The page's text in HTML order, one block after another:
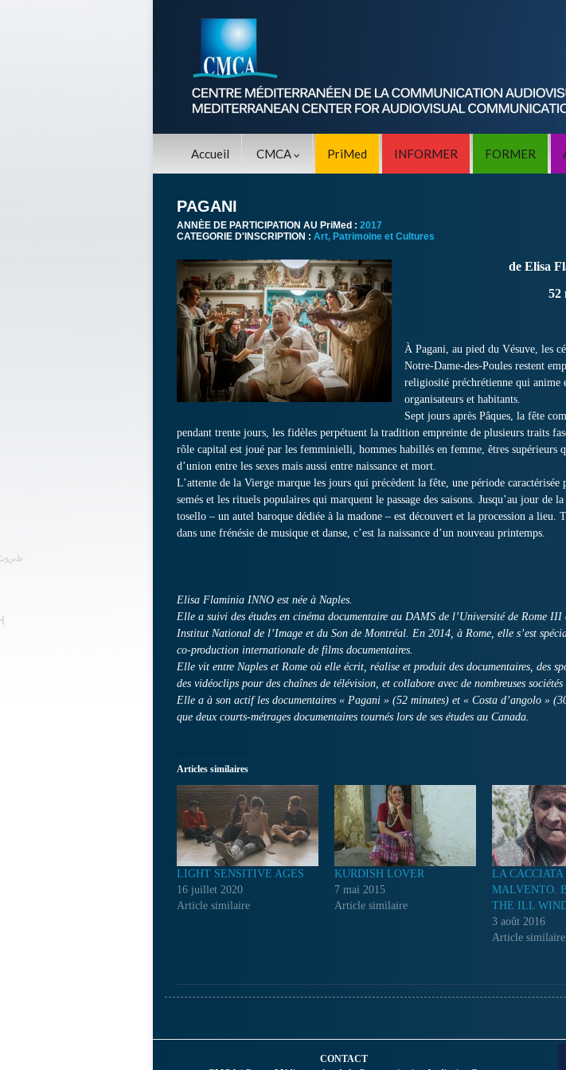
Accueil CMCA PriMed INFORMER FORMER
PAGANI
ANNÈE DE PARTICIPATION AU PriMed : 2017
CATEGORIE D'INSCRIPTION : Art, Patrimoine et Cultures
de Elisa
52
À Pagani, au pied du Vésuve, les
Notre-Dame-des-Poules restent
religiosité préchrétienne qui anime
organisateurs et habitants.
Sept jours après Pâques, la fête
pendant trente jours, les fidèles perpétuent la tradition empreinte de plusieurs traits
rôle capital est joué par les femminielli, hommes habillés en femme, êtres supérieurs
d’union entre les sexes mais aussi entre naissance et mort.
L’attente de la Vierge marque les jours qui précèdent la fête, une période caractérisée
semés et les rituels populaires qui marquent le passage des saisons. Jusqu’au jour de
tosello – un autel baroque dédiée à la madone – est découvert et la procession a lieu.
dans une frénésie de musique et danse, c’est la naissance d’un nouveau printemps.
Elisa Flaminia INNO est née à Naples.
Elle a suivi des études en cinéma documentaire au DAMS de l’Université de Rome III
Institut National de l’Image et du Son de Montréal. En 2014, à Rome, elle s’est
co-production internationale de films documentaires.
Elle vit entre Naples et Rome où elle écrit, réalise et produit des documentaires, des
des vidéoclips pour des chaînes de télévision, et collabore avec de nombreuses
Elle a à son actif les documentaires « Pagani » (52 minutes) et « Costa d’angolo »
que deux courts-métrages documentaires tournés lors de ses études au Canada.
Articles similaires
LIGHT SENSITIVE AGES
16 juillet 2020
Article similaire
KURDISH LOVER
7 mai 2015
Article similaire
LA CACCIATA
MALVENTO.
THE ILL
3 août 2016
Article similaire
CONTACT